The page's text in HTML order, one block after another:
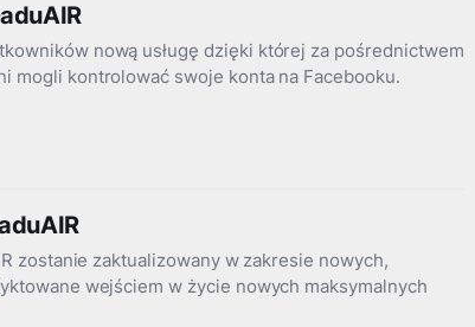
nową usługę dzięki której za pośrednictwem
mogli kontrolować swoje konta na Facebooku.
zostanie zaktualizowany w zakresie nowych,
wejściem w życie nowych maksymalnych